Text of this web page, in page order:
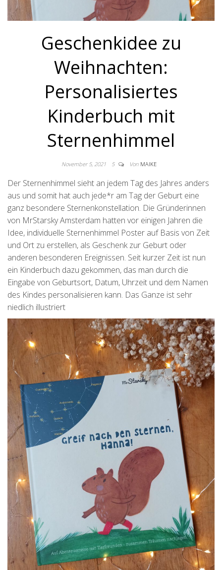
Geschenkidee zu
Weihnachten:
Personalisiertes
Kinderbuch mit
Sternenhimmel
November 5, 2021 5 Von MAIKE
Der Sternenhimmel sieht an jedem Tag des Jahres anders
aus und somit hat auch jede*r am Tag der Geburt eine
ganz besondere Sternenkonstellation. Die Gründerinnen
von MrStarsky Amsterdam hatten vor einigen Jahren die
Idee, individuelle Sternenhimmel Poster auf Basis von Zeit
und Ort zu erstellen, als Geschenk zur Geburt oder
anderen besonderen Ereignissen. Seit kurzer Zeit ist nun
ein Kinderbuch dazu gekommen, das man durch die
Eingabe von Geburtsort, Datum, Uhrzeit und dem Namen
des Kindes personalisieren kann. Das Ganze ist sehr
niedlich illustriert